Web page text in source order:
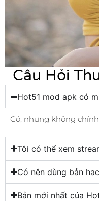
Câu Hỏi
Hot51 mod apk có
Có, nhưng không
Tôi có thể xem
Có nên dùng bản
Bản mới nhất của